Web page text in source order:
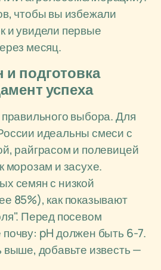
чтобы вы избежали
и увидели первые
месяц.
подготовка
успеха
выбора. Для
идеальны смеси с
райграсом и полевицей
морозам и засухе.
семян с низкой
85%), как показывают
Перед посевом
pH должен быть 6-7.
выше, добавьте известь —